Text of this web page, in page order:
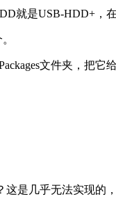
就是USB-HDD+，
文件夹，把它
这是几乎无法实现的